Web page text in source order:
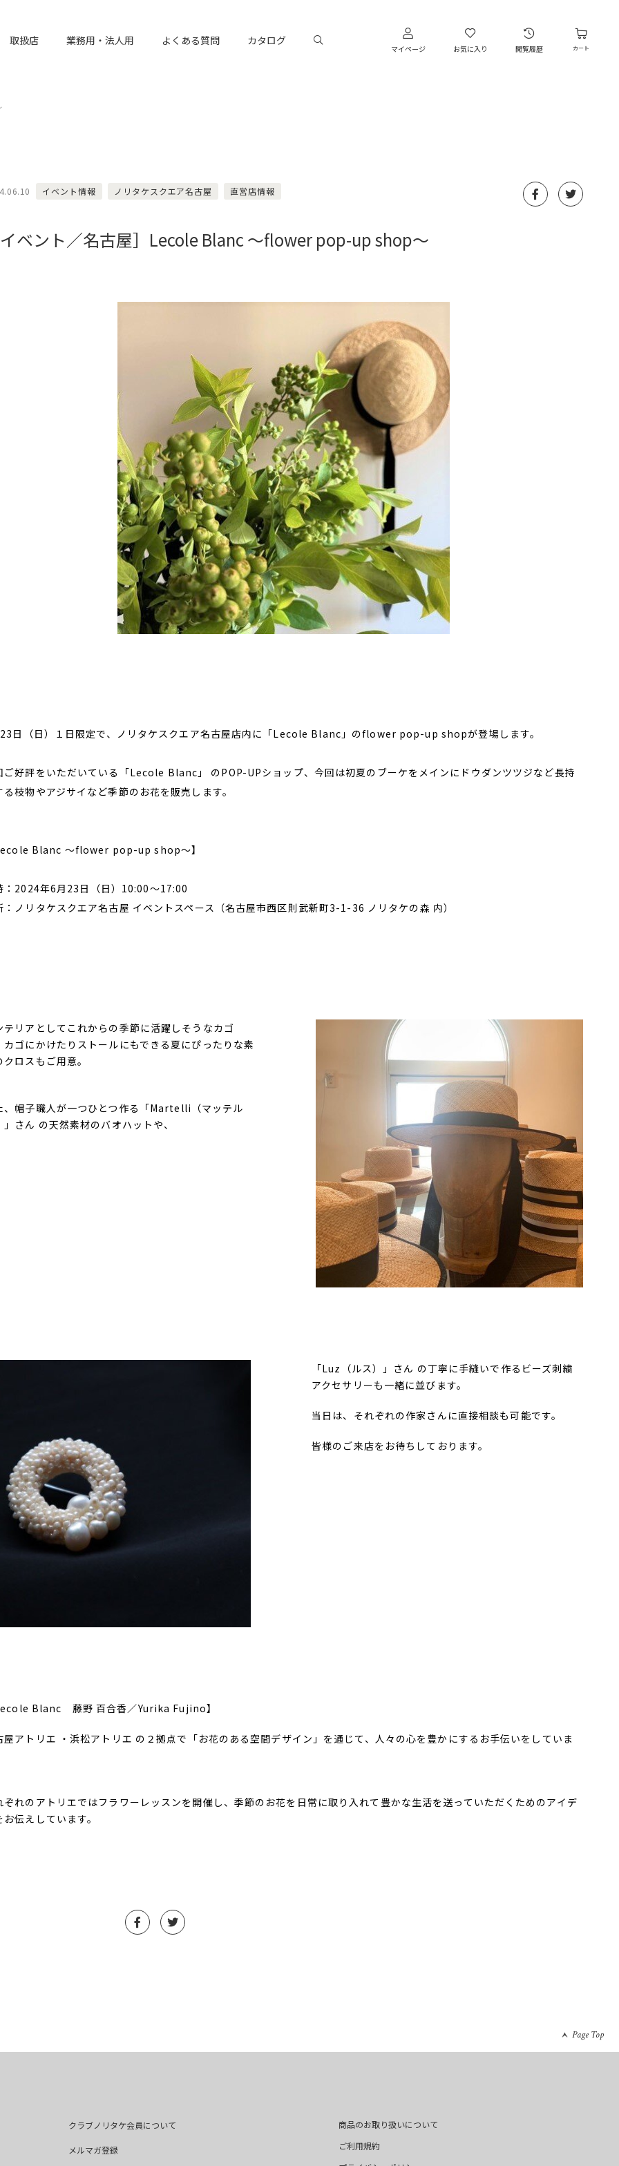
取扱店 業務用・法人用 よくある質問 カタログ
マイページ お気に入り 閲覧履歴 カート
イベント情報 ノリタケスクエア名古屋 直営店情報
イベント／名古屋］Lecole Blanc ～flower pop-up shop～
日（日）１日限定で、ノリタケスクエア名古屋店内に「Lecole Blanc」のflower pop-up shopが登場します。
ご好評をいただいている「Lecole Blanc」 のPOP-UPショップ、今回は初夏のブーケをメインにドウダンツツジなど長持
る枝物やアジサイなど季節のお花を販売します。
Blanc ～flower pop-up shop～】
：2024年6月23日（日）10:00～17:00
：ノリタケスクエア名古屋 イベントスペース（名古屋市西区則武新町3-1-36 ノリタケの森 内）
テリアとしてこれからの季節に活躍しそうなカゴ
カゴにかけたりストールにもできる夏にぴったりな素
クロスもご用意。
、帽子職人が一つひとつ作る「Martelli（マッテル
」さん の天然素材のバオハットや、
「Luz（ルス）」さん の丁寧に手縫いで作るビーズ刺繍
アクセサリーも一緒に並びます。
当日は、それぞれの作家さんに直接相談も可能です。
皆様のご来店をお待ちしております。
Blanc 藤野 百合香／Yurika Fujino】
屋アトリエ ・浜松アトリエ の２拠点で「お花のある空間デザイン」を通じて、人々の心を豊かにするお手伝いをしていま
ぞれのアトリエではフラワーレッスンを開催し、季節のお花を日常に取り入れて豊かな生活を送っていただくためのアイデ
お伝えしています。
Page Top
クラブノリタケ会員について
メルマガ登録
商品のお取り扱いについて
ご利用規約